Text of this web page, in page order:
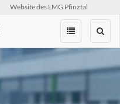
Website des LMG Pfinztal